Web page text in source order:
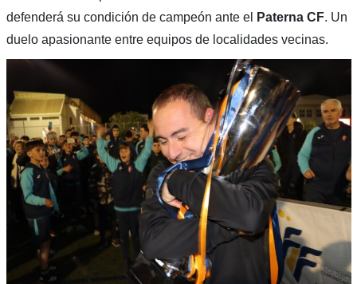
defenderá su condición de campeón ante el
Paterna CF. Un
duelo apasionante entre equipos de localidades vecinas.